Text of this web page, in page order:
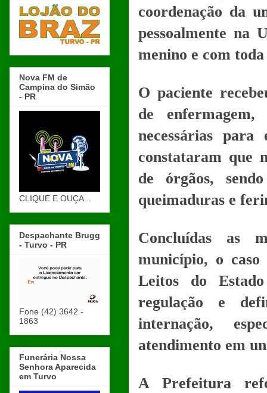
coordenação da
pessoalmente na
menino e com
O paciente
de
necessárias para
constataram que
de órgãos,
queimaduras e
Concluídas as
município, o
Leitos do
regulação e
internação,
atendimento em
A Prefeitura
Nova FM de
Campina do Simão
- PR
CLIQUE E OUÇA...
Despachante Brugg
- Turvo - PR
Fone (42) 3642 -
1863
Funerária Nossa
Senhora Aparecida
em Turvo